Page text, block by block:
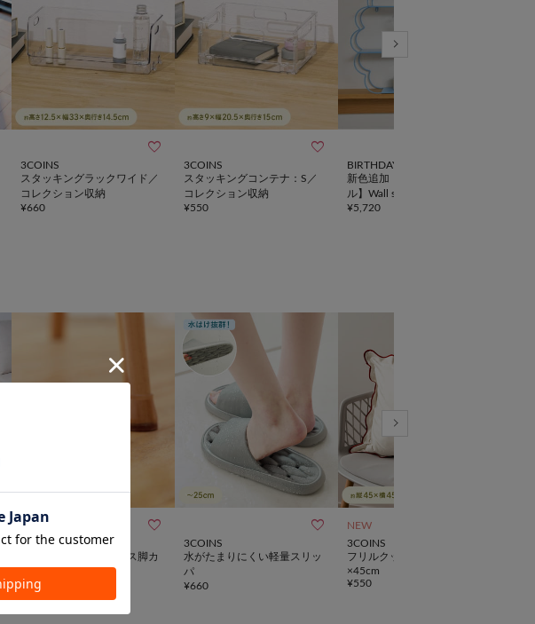

3COINS
スタッキングラックワイド／
コレクション収納
¥660

3COINS
スタッキングコンテナ：S／
コレクション収納
¥550
BIRTHDAY BAR
新色追加！【SAHIR サヒー
ル】Wall shelf flower
¥5,720

3COINS
《丸脚・角脚対応》イス脚カ
¥330

3COINS
水がたまりにくい軽量スリッ
パ
¥660
NEW
3COINS
フリルクッションカバー：45
×45cm
¥550